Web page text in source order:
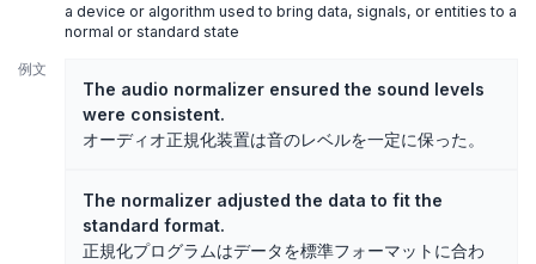
a device or algorithm used to bring data, signals, or entities to a
normal or standard state
例文
The audio normalizer ensured the sound levels
were consistent.
オーディオ正規化装置は音のレベルを一定に保った。
The normalizer adjusted the data to fit the
standard format.
正規化プログラムはデータを標準フォーマットに合わ